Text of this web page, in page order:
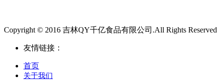
Copyright © 2016 吉林QY千亿食品有限公司.All Rights Reserved
友情链接：
首页
关于我们